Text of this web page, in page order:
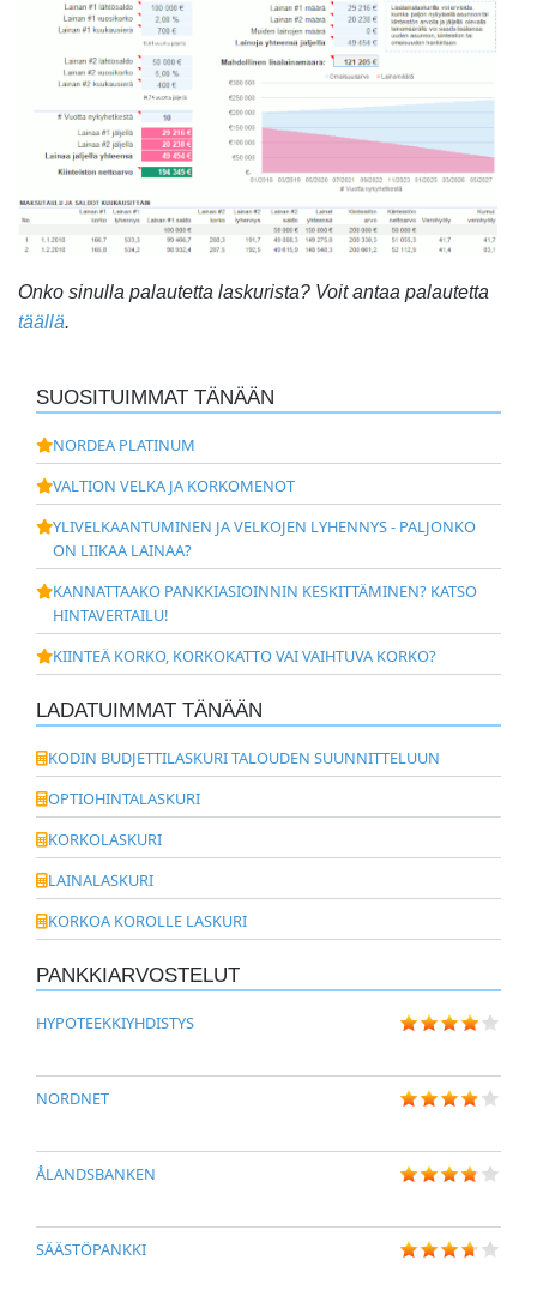
Onko sinulla palautetta laskurista? Voit antaa palautetta
täällä.
SUOSITUIMMAT TÄNÄÄN
NORDEA PLATINUM
VALTION VELKA JA KORKOMENOT
YLIVELKAANTUMINEN JA VELKOJEN LYHENNYS - PALJONKO
ON LIIKAA LAINAA?
KANNATTAAKO PANKKIASIOINNIN KESKITTÄMINEN? KATSO
HINTAVERTAILU!
KIINTEÄ KORKO, KORKOKATTO VAI VAIHTUVA KORKO?
LADATUIMMAT TÄNÄÄN
KODIN BUDJETTILASKURI TALOUDEN SUUNNITTELUUN
OPTIOHINTALASKURI
KORKOLASKURI
LAINALASKURI
KORKOA KOROLLE LASKURI
PANKKIARVOSTELUT
HYPOTEEKKIYHDISTYS
NORDNET
ÅLANDSBANKEN
SÄÄSTÖPANKKI